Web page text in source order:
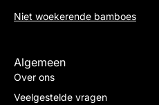
Niet woekerende bamboes
Algemeen
Over ons
Veelgestelde vragen